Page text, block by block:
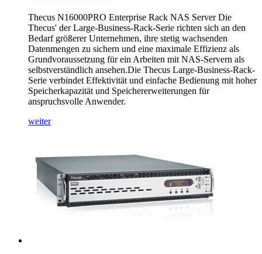
Thecus N16000PRO Enterprise Rack NAS Server Die
Thecus' der Large-Business-Rack-Serie richten sich an den
Bedarf größerer Unternehmen, ihre stetig wachsenden
Datenmengen zu sichern und eine maximale Effizienz als
Grundvoraussetzung für ein Arbeiten mit NAS-Servern als
selbstverständlich ansehen.Die Thecus Large-Business-Rack-
Serie verbindet Effektivität und einfache Bedienung mit hoher
Speicherkapazität und Speichererweiterungen für
anspruchsvolle Anwender.
weiter